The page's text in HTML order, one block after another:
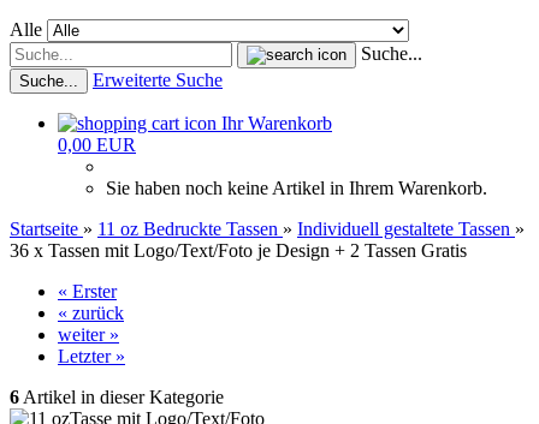
Alle
Suche...
Suche... Erweiterte Suche
Ihr Warenkorb
0,00 EUR
Sie haben noch keine Artikel in Ihrem Warenkorb.
Startseite » 11 oz Bedruckte Tassen » Individuell gestaltete Tassen »
36 x Tassen mit Logo/Text/Foto je Design + 2 Tassen Gratis
« Erster
« zurück
weiter »
Letzter »
6 Artikel in dieser Kategorie